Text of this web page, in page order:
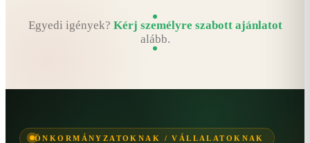
Egyedi igények? Kérj személyre szabott ajánlatot
alább.
ÖNKORMÁNYZATOKNAK / VÁLLALATOKNAK